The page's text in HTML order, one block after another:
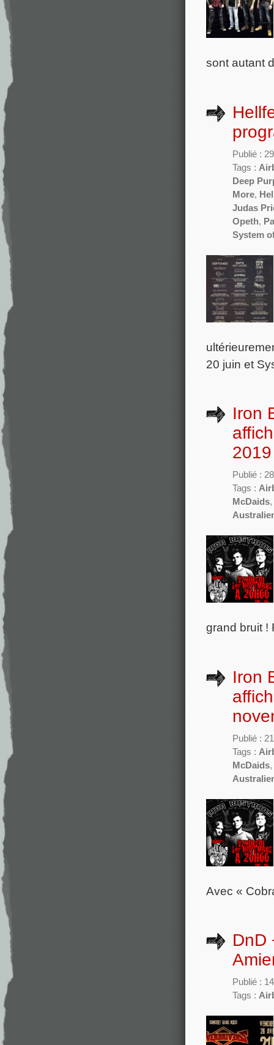
sont autant
Publié :
Tags :
Deep
More,
Judas
Opeth,
System
20 juin et
Iron
Publié :
Tags :
McDaids,
grand bruit !
Iron
Publié :
Tags :
McDaids,
Avec «
DnD
Publié :
Tags :